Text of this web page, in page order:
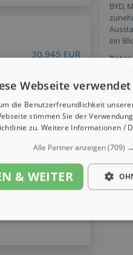
BYD,
ein
Alle
»Renault
»Alle
»
30.945 EUR
21.500 EUR
Webseite verwendet
die Benutzerfreundlichkeit
stimmen Sie der
zu. Weitere Informationen /
Alle Partner anzeigen(709) →
& WEITER